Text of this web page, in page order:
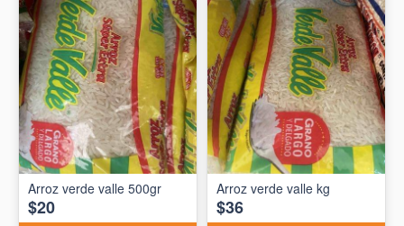
Arroz verde valle 500gr
$20
Arroz verde valle kg
$36